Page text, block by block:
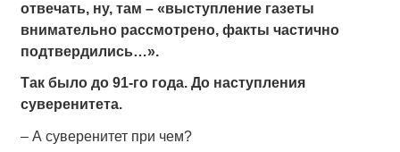
отвечать, ну, там – «выступление газеты
внимательно рассмотрено, факты частично
подтвердились…».
Так было до 91-го года. До наступления
суверенитета.
– А суверенитет при чем?